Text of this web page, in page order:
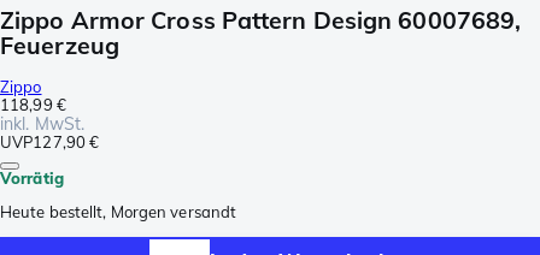
Zippo Armor Cross Pattern Design 60007689,
Feuerzeug
Zippo
118,99 €
inkl. MwSt.
UVP127,90 €
Vorrätig
Heute bestellt, Morgen versandt